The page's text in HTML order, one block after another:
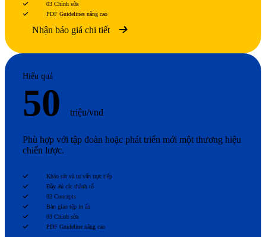
03 Chỉnh sửa
PDF Guidelines nâng cao
Nhận báo giá chi tiết
Hiểu quả
50 triệu/vnđ
Phù hợp với tập đoàn hoặc phát triển mới một thương hiệu
chiến lược.
Khảo sát và tư vấn trực tiếp
Đầy đủ các thành tố
02 Concepts
Bàn giao tệp in ấn
03 Chỉnh sửa
PDF Guideline nâng cao